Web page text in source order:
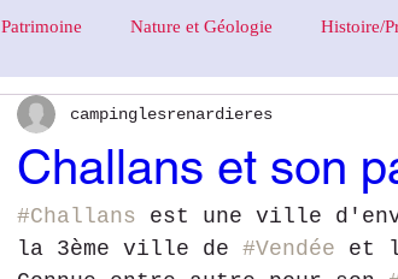
Patrimoine Nature et Géologie Histoire/
Challans et son
campinglesrenardieres
#Challans est une ville
la 3ème ville de #Vendée et